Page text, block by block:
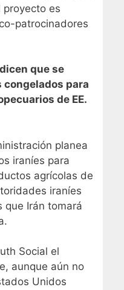
proyecto es
patrocinadores
que se
para
de EE.
planea
iraníes para
agrícolas de
iraníes
que Irán tomará
Social el
aunque aún no
Unidos